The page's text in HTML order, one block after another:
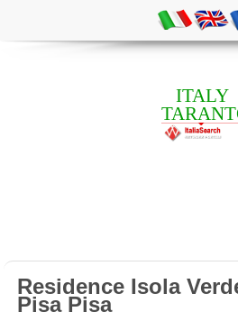
ITALY
Residence Isola
Pisa Pisa